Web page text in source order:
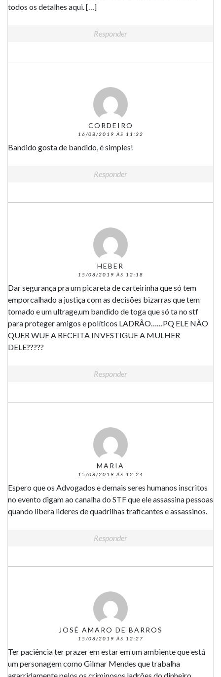
todos os detalhes aqui. […]
Responder
CORDEIRO
16/08/2019 ÀS 11:32
Bandido gosta de bandido, é simples!
Responder
HEBER
15/08/2019 ÀS 12:18
Dar segurança pra um picareta de carteirinha que só tem
emporcalhado a justiça com as decisões bizarras que tem
tomado e um ultrage,um bandido de toga que só ta no stf
para proteger amigos e políticos LADRÃO……PQ ELE NÃO
QUER WUE A RECEITA INVESTIGUE A MULHER
DELE?????
Responder
MARIA
15/08/2019 ÀS 12:24
Espero que os Advogados e demais seres humanos inscritos
no evento digam ao canalha do STF que ele assassina pessoas
quando libera lideres de quadrilhas traficantes e assassinos.
Responder
JOSÉ AMARO DE BARROS
15/08/2019 ÀS 12:27
Ter paciência ter prazer em estar em um ambiente que está
um personagem como Gilmar Mendes que trabalha
agarridamente pelos os criminosos ladrões do dinheiro